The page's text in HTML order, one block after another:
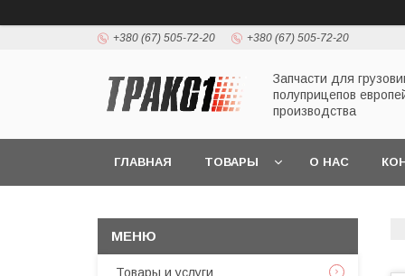
+380 (67) 505-72-20 +380 (67) 505-72-20
Запчасти для
полуприцепов
производства
ГЛАВНАЯ ТОВАРЫ О НАС
Товары и услуги